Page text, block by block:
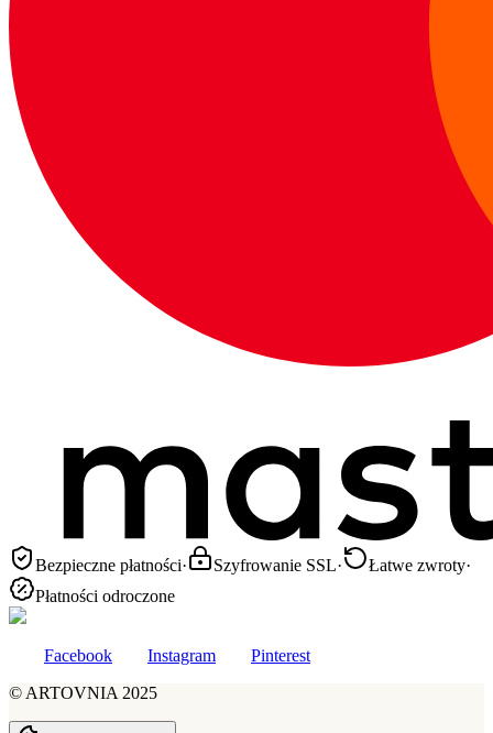
Bezpieczne płatności· Szyfrowanie SSL· Łatwe zwroty·
Płatności odroczone
Facebook Instagram
Pinterest
© ARTOVNIA 2025